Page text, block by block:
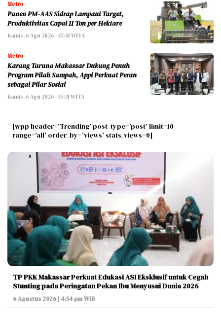
Metro
Panen PM-AAS Sidrap Lampaui Target,
Produktivitas Capai 11 Ton per Hektare
Kamis, 6 Agu 2026 - 15:41 WITA
Metro
Karang Taruna Makassar Dukung Penuh
Program Pilah Sampah, Appi Perkuat Peran
sebagai Pilar Sosial
Kamis, 6 Agu 2026 - 15:31 WITA
[wpp header=’Trending’ post_type=’post’ limit=10
range=’all’ order_by=’views’ stats_views=0]
TP PKK Makassar Perkuat Edukasi ASI Eksklusif untuk Cegah
Stunting pada Peringatan Pekan Ibu Menyusui Dunia 2026
6 Agustus 2026 | 4:54 pm WIB